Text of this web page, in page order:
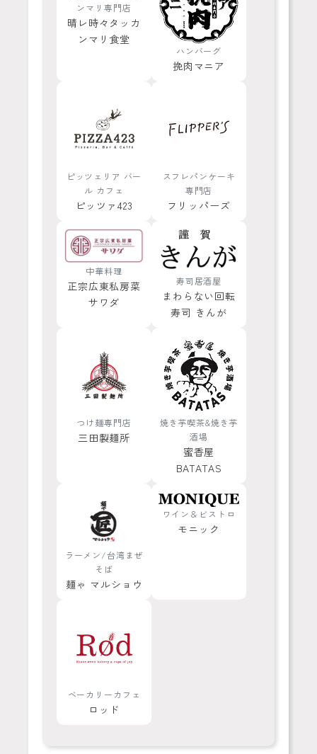
ンマリ専門店
晴レ時々タッカ
ンマリ食堂
ハンバーグ
挽肉マニア
ピッツェリア バー
ル カフェ
ピッツァ423
スフレパンケーキ
専門店
フリッパーズ
中華料理
正宗広東私房菜
サワダ
寿司居酒屋
まわらない回転
寿司 きんが
つけ麺専門店
三田製麺所
焼き芋喫茶&焼き芋
酒場
蜜香屋
BATATAS
ラーメン/台湾まぜ
そば
麺ゃ マルショウ
ワイン＆ビストロ
モニック
ベーカリーカフェ
ロッド